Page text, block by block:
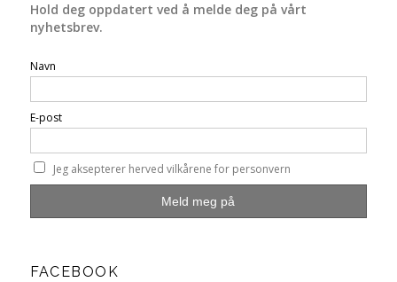
Hold deg oppdatert ved å melde deg på vårt
nyhetsbrev.
Navn
E-post
Jeg aksepterer herved vilkårene for personvern
FACEBOOK